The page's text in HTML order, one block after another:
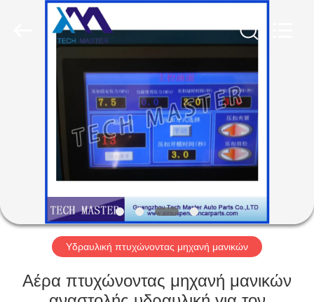
ΠΡΟΪΌΝΤΑ
ΣΧΕΤΙΚΆ
ΜΕ
ΕΜΆΣ
ΞΕΝΆΓΗΣΗ
Υδραυλική πτυχώνοντας μηχανή μανικών
Αέρα πτυχώνοντας μηχανή μανικών